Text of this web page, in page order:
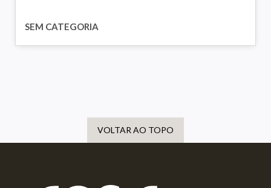
SEM CATEGORIA
VOLTAR AO TOPO